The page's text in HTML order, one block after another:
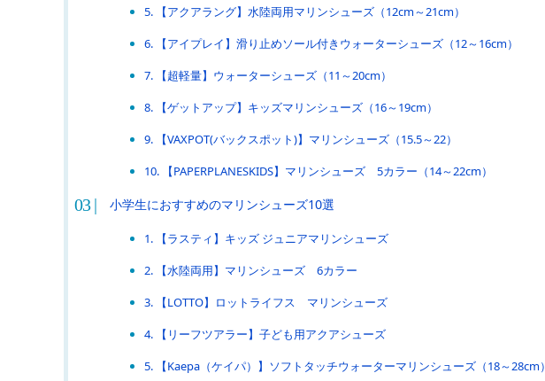
5. 【アクアラング】水陸両用マリンシューズ（12cm～21cm）
6. 【アイプレイ】滑り止めソール付きウォーターシューズ（12～16cm）
7. 【超軽量】ウォーターシューズ（11～20cm）
8. 【ゲットアップ】キッズマリンシューズ（16～19cm）
9. 【VAXPOT(バックスポット)】マリンシューズ（15.5～22）
10. 【PAPERPLANESKIDS】マリンシューズ 5カラー（14～22cm）
小学生におすすめのマリンシューズ10選
1. 【ラスティ】キッズ ジュニアマリンシューズ
2. 【水陸両用】マリンシューズ 6カラー
3. 【LOTTO】ロットライフス マリンシューズ
4. 【リーフツアラー】子ども用アクアシューズ
5. 【Kaepa（ケイパ）】ソフトタッチウォーターマリンシューズ（18～28cm）